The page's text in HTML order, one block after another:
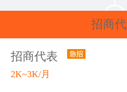
招商
招商代表
2K~3K/月